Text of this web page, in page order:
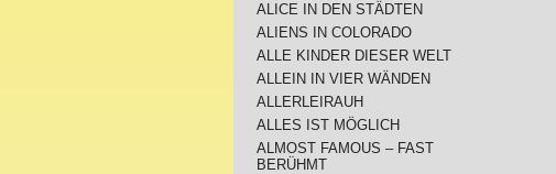
ALICE IN DEN STÄDTEN
ALIENS IN COLORADO
ALLE KINDER DIESER WELT
ALLEIN IN VIER WÄNDEN
ALLERLEIRAUH
ALLES IST MÖGLICH
ALMOST FAMOUS – FAST
BERÜHMT